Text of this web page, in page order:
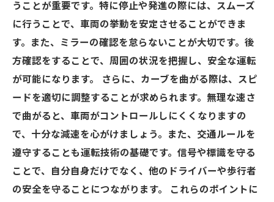
うことが重要です。特に停止や発進の際には、スムーズ
に行うことで、車両の挙動を安定させることができま
す。また、ミラーの確認を怠らないことが大切です。後
方確認をすることで、周囲の状況を把握し、安全な運転
が可能になります。 さらに、カーブを曲がる際は、スピ
ードを適切に調整することが求められます。無理な速さ
で曲がると、車両がコントロールしにくくなりますの
で、十分な減速を心がけましょう。また、交通ルールを
遵守することも運転技術の基礎です。信号や標識を守る
ことで、自分自身だけでなく、他のドライバーや歩行者
の安全を守ることにつながります。 これらのポイントに